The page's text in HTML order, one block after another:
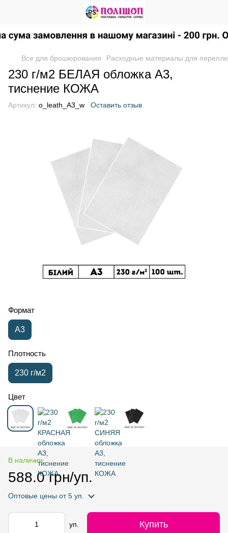
Все для брошюрования Расходные материалы для
230 г/м2 БЕЛАЯ обложка А3,
тиснение КОЖА
Артикул: o_leath_A3_w Оставить отзыв
Формат
А3
Плотность
230 г/м2
Цвет
В наличии
588.0 грн/уп.
Оптовые цены от 5 уп.
уп. Купить